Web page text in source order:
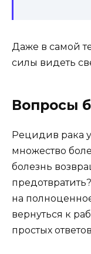
Даже в самой
силы видеть
Вопросы
Рецидив рака
множество
болезнь
на
вернуться к
простых